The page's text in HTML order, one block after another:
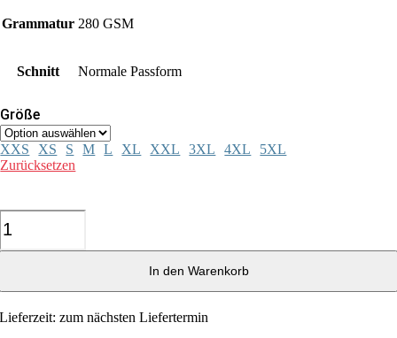
Grammatur 280 GSM
Schnitt Normale Passform
Größe
XXS XS S M L XL XXL 3XL 4XL
5XL
Zurücksetzen
In den Warenkorb
Lieferzeit:zum nächsten Liefertermin